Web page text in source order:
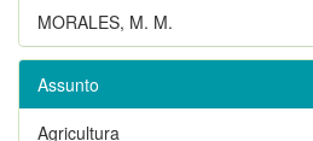
MORALES, M. M.
Assunto
Agricultura